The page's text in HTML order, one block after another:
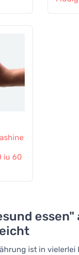
iu 60
essen"
ist in vielerlei